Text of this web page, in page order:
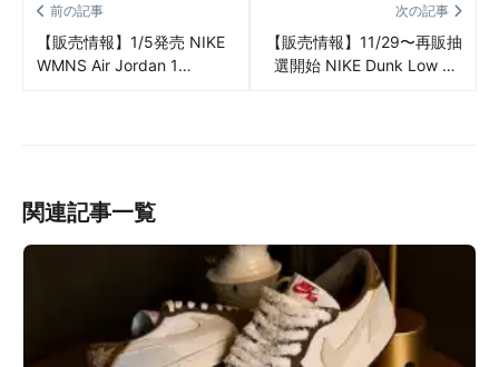
前の記事
【販売情報】1/5発売 NIKE
WMNS Air Jordan 1
次の記事
【販売情報】11/29〜再販抽
選開始 NIKE Dunk Low SP
関連記事一覧